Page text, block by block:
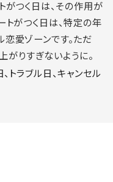
がつく日は、その作用が
トがつく日は、特定の年
愛ゾーンです。ただ
がりすぎないように。
トラブル日、キャンセル